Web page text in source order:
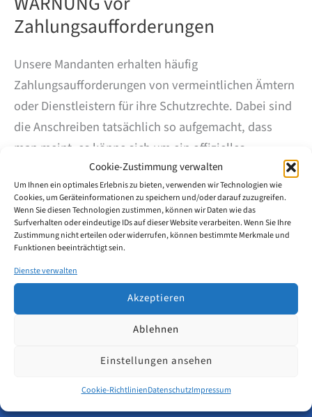
Cookie-Zustimmung verwalten
Um Ihnen ein optimales Erlebnis zu bieten, verwenden wir Technologien wie
Cookies, um Geräteinformationen zu speichern und/oder darauf zuzugreifen.
Wenn Sie diesen Technologien zustimmen, können wir Daten wie das
Surfverhalten oder eindeutige IDs auf dieser Website verarbeiten. Wenn Sie Ihre
Zustimmung nicht erteilen oder widerrufen, können bestimmte Merkmale und
Funktionen beeinträchtigt sein.
Dienste verwalten
Akzeptieren
Ablehnen
Einstellungen ansehen
Cookie-RichtlinienDatenschutzImpressum
Zahlungsaufforderungen
Unsere Mandanten erhalten häufig
Zahlungsaufforderungen von vermeintlichen Ämtern
oder Dienstleistern für ihre Schutzrechte. Dabei sind
die Anschreiben tatsächlich so aufgemacht, dass
man meint, es könne sich um ein offizielles
Behördenschreiben handeln, bei dem schnell
reagiert werden müsse. Oft wird ein „Bundesadler“,
ein Europäisches Zeichen „Blau mit Sternen“ oder
vergleichbare Symbole auf dem Schreiben
verwendet, um die vermeintliche Seriosität eines
Amtes dem Leser zu vermitteln.
WARNUNG
Weiterlesen